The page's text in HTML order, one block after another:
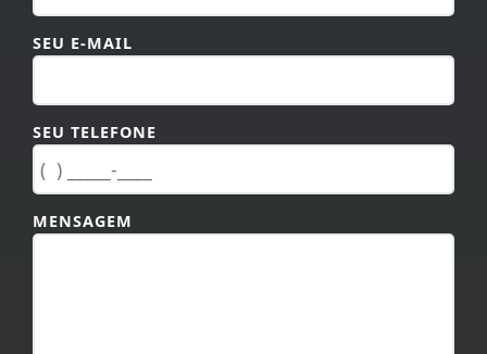
SEU E-MAIL
SEU TELEFONE
MENSAGEM